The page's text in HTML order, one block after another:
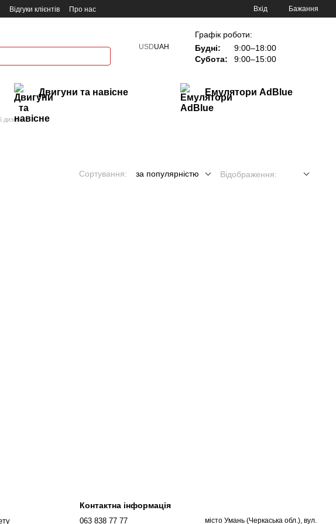
Відгуки клієнтів Про нас Вхід Бажання
USDUAH
Графік роботи:
Будні:
9:00–18:00
Субота:
9:00–15:00
Двигуни та навісне Емулятори AdBlue
дизель
Сортування: за популярністю Відображення:
Контактна інформація
063 838 77 77 місто Умань (Черкаська обл.), вул.